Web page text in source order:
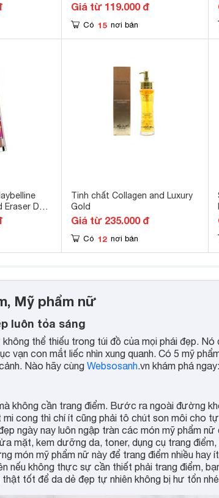
Giá từ 119.000 đ
Có 15 nơi bán
Dark
Tinh chất Collagen and Luxury
Gold
Giá từ 235.000 đ
Có 12 nơi bán
Mỹ phẩm nữ
luôn tỏa sáng
thể thiếu trong túi đồ của mọi phái đẹp.
vạn con mắt liếc nhìn xung quanh. Có 5 mỹ
Nào hãy cùng Websosanh.vn khám phá ngay:
không cần trang điểm. Bước ra ngoài đường
cong thì chí ít cũng phải tô chút son môi cho tự
ngày nay luôn ngập tràn các món mỹ phẩm nữ
mặt, kem dưỡng da, toner, dụng cụ trang điểm,
món mỹ phẩm nữ này để trang điểm nhiều hay
nếu không thực sự cần thiết phải trang điểm,
tốt để da dẻ đẹp tự nhiên không bị hư tổn